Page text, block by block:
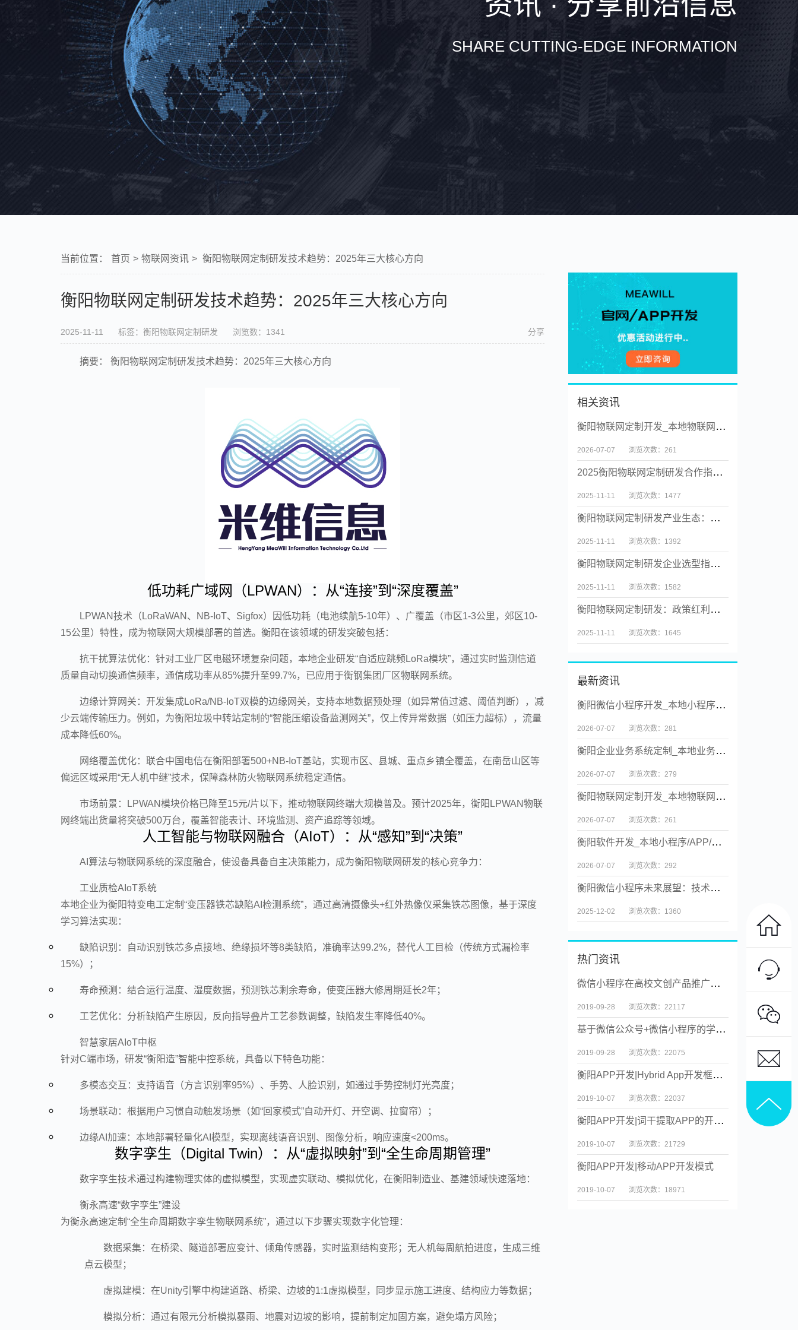
SHARE CUTTING-EDGE INFORMATION
当前位置： 首页 > 物联网资讯 > 衡阳物联网定制研发技术趋势：2025年三大核心方向
衡阳物联网定制研发技术趋势：2025年三大核心方向
2025-11-11 标签：衡阳物联网定制研发 浏览数：1341 分享
摘要： 衡阳物联网定制研发技术趋势：2025年三大核心方向
低功耗广域网（LPWAN）：从“连接”到“深度覆盖”
LPWAN技术（LoRaWAN、NB-IoT、Sigfox）因低功耗（电池续航5-10年）、广覆盖（市区1-3公里，郊区10-
15公里）特性，成为物联网大规模部署的首选。衡阳在该领域的研发突破包括：
抗干扰算法优化：针对工业厂区电磁环境复杂问题，本地企业研发“自适应跳频LoRa模块”，通过实时监测信道
质量自动切换通信频率，通信成功率从85%提升至99.7%，已应用于衡钢集团厂区物联网系统。
边缘计算网关：开发集成LoRa/NB-IoT双模的边缘网关，支持本地数据预处理（如异常值过滤、阈值判断），减
少云端传输压力。例如，为衡阳垃圾中转站定制的“智能压缩设备监测网关”，仅上传异常数据（如压力超标），流量
成本降低60%。
网络覆盖优化：联合中国电信在衡阳部署500+NB-IoT基站，实现市区、县城、重点乡镇全覆盖，在南岳山区等
偏远区域采用“无人机中继”技术，保障森林防火物联网系统稳定通信。
市场前景：LPWAN模块价格已降至15元/片以下，推动物联网终端大规模普及。预计2025年，衡阳LPWAN物联
网终端出货量将突破500万台，覆盖智能表计、环境监测、资产追踪等领域。
人工智能与物联网融合（AIoT）：从“感知”到“决策”
AI算法与物联网系统的深度融合，使设备具备自主决策能力，成为衡阳物联网研发的核心竞争力：
工业质检AIoT系统
本地企业为衡阳特变电工定制“变压器铁芯缺陷AI检测系统”，通过高清摄像头+红外热像仪采集铁芯图像，基于深度
学习算法实现：
缺陷识别：自动识别铁芯多点接地、绝缘损坏等8类缺陷，准确率达99.2%，替代人工目检（传统方式漏检率
15%）；
寿命预测：结合运行温度、湿度数据，预测铁芯剩余寿命，使变压器大修周期延长2年；
工艺优化：分析缺陷产生原因，反向指导叠片工艺参数调整，缺陷发生率降低40%。
智慧家居AIoT中枢
针对C端市场，研发“衡阳造”智能中控系统，具备以下特色功能：
多模态交互：支持语音（方言识别率95%）、手势、人脸识别，如通过手势控制灯光亮度；
场景联动：根据用户习惯自动触发场景（如“回家模式”自动开灯、开空调、拉窗帘）；
边缘AI加速：本地部署轻量化AI模型，实现离线语音识别、图像分析，响应速度<200ms。
数字孪生（Digital Twin）：从“虚拟映射”到“全生命周期管理”
数字孪生技术通过构建物理实体的虚拟模型，实现虚实联动、模拟优化，在衡阳制造业、基建领域快速落地：
衡永高速“数字孪生”建设
为衡永高速定制“全生命周期数字孪生物联网系统”，通过以下步骤实现数字化管理：
数据采集：在桥梁、隧道部署应变计、倾角传感器，实时监测结构变形；无人机每周航拍进度，生成三维
点云模型；
虚拟建模：在Unity引擎中构建道路、桥梁、边坡的1:1虚拟模型，同步显示施工进度、结构应力等数据；
模拟分析：通过有限元分析模拟暴雨、地震对边坡的影响，提前制定加固方案，避免塌方风险；
相关资讯
衡阳物联网定制开发_本地物联网系统定制实体公司【源码交付】
2026-07-07 浏览次数：261
2025衡阳物联网定制研发合作指南：场景、政策与案例库
2025-11-11 浏览次数：1477
衡阳物联网定制研发产业生态：政策、人才、载体全景解析
2025-11-11 浏览次数：1392
衡阳物联网定制研发企业选型指南：技术、案例与避坑策略
2025-11-11 浏览次数：1582
衡阳物联网定制研发：政策红利驱动下的产业新蓝海
2025-11-11 浏览次数：1645
最新资讯
衡阳微信小程序开发_本地小程序实体公司【源码交付】
2026-07-07 浏览次数：281
衡阳企业业务系统定制_本地业务系统定制实体公司【源码交付】
2026-07-07 浏览次数：279
衡阳物联网定制开发_本地物联网系统定制实体公司【源码交付】
2026-07-07 浏览次数：261
衡阳软件开发_本地小程序/APP/物联网/企业业务系统定制【源码交付】
2026-07-07 浏览次数：292
衡阳微信小程序未来展望：技术创新与场景融合
2025-12-02 浏览次数：1360
热门资讯
微信小程序在高校文创产品推广中的应用
2019-09-28 浏览次数：22117
基于微信公众号+微信小程序的学生服务系统
2019-09-28 浏览次数：22075
衡阳APP开发|Hybrid App开发框架的实现及性能优化
2019-10-07 浏览次数：22037
衡阳APP开发|词干提取APP的开发与设计
2019-10-07 浏览次数：21729
衡阳APP开发|移动APP开发模式
2019-10-07 浏览次数：18971